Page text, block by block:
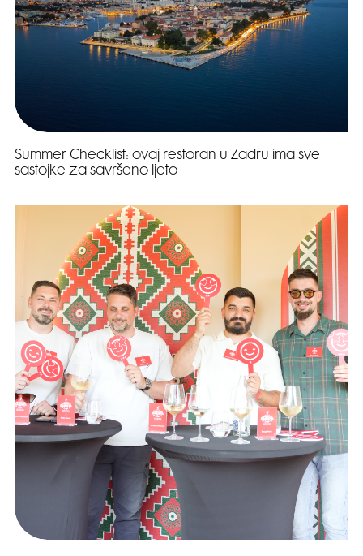
Summer Checklist: ovaj restoran u Zadru ima sve
sastojke za savršeno ljeto